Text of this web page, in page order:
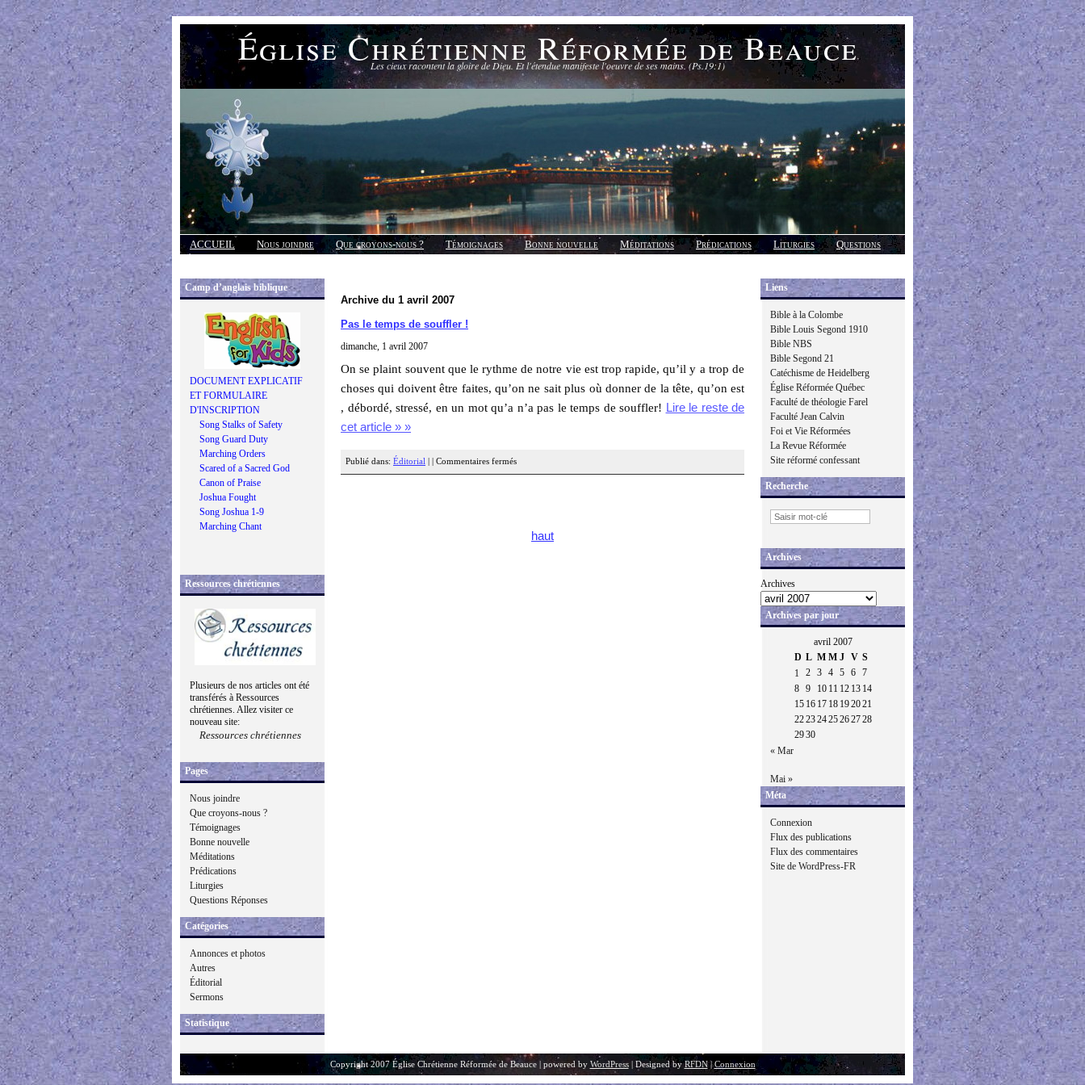
Église Chrétienne Réformée de Beauce
Les cieux racontent la gloire de Dieu. Et l'étendue manifeste l'oeuvre de ses mains. (Ps.19:1)
ACCUEIL Nous joindre Que croyons-nous ? Témoignages Bonne nouvelle Méditations Prédications Liturgies
Questions
Réponses
Camp d’anglais biblique
DOCUMENT EXPLICATIF
ET FORMULAIRE
D'INSCRIPTION
Song Stalks of Safety
Song Guard Duty
Marching Orders
Scared of a Sacred God
Canon of Praise
Joshua Fought
Song Joshua 1-9
Marching Chant
Ressources chrétiennes
Plusieurs de nos articles ont été
transférés à Ressources
chrétiennes. Allez visiter ce
nouveau site:
Ressources chrétiennes
Pages
Nous joindre
Que croyons-nous ?
Témoignages
Bonne nouvelle
Méditations
Prédications
Liturgies
Questions Réponses
Catégories
Annonces et photos
Autres
Éditorial
Sermons
Statistique
Archive du 1 avril 2007
Pas le temps de souffler !
dimanche, 1 avril 2007
On se plaint souvent que le rythme de notre vie est trop rapide, qu’il y a trop de
choses qui doivent être faites, qu’on ne sait plus où donner de la tête, qu’on est
, débordé, stressé, en un mot qu’a n’a pas le temps de souffler! Lire le reste de
cet article » »
Publié dans: Éditorial Commentaires fermés
haut
Liens
Bible à la Colombe
Bible Louis Segond 1910
Bible NBS
Bible Segond 21
Catéchisme de Heidelberg
Église Réformée Québec
Faculté de théologie Farel
Faculté Jean Calvin
Foi et Vie Réformées
La Revue Réformée
Site réformé confessant
Recherche
Archives
Archives
Archives par jour
avril 2007
D L M M J V S
1
2 3 4 5 6
7
8
9 10 11 12 13 14
15 16 17 18 192021
22232425262728
2930
« Mar
Mai »
Méta
Connexion
Flux des publications
Flux des commentaires
Site de WordPress-FR
Copyright 2007 Église Chrétienne Réformée de Beauce | powered by WordPress| Designed byRFDN|Connexion